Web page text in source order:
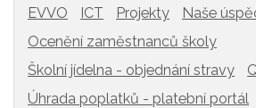
EVVO
ICT Projekty
Naše
Ocenění zaměstnanců školy
Školní jídelna - objednání stravy
Úhrada poplatků - platební portál